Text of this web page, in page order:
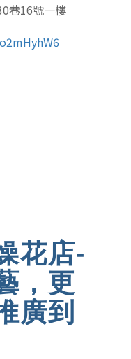
巷16號一樓
花店-
，更
廣到